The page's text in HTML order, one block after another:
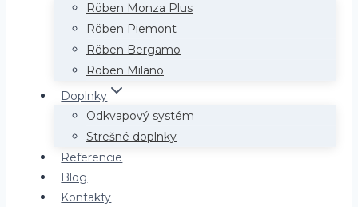
Röben Monza Plus
Röben Piemont
Röben Bergamo
Röben Milano
Doplnky
Odkvapový systém
Strešné doplnky
Referencie
Blog
Kontakty